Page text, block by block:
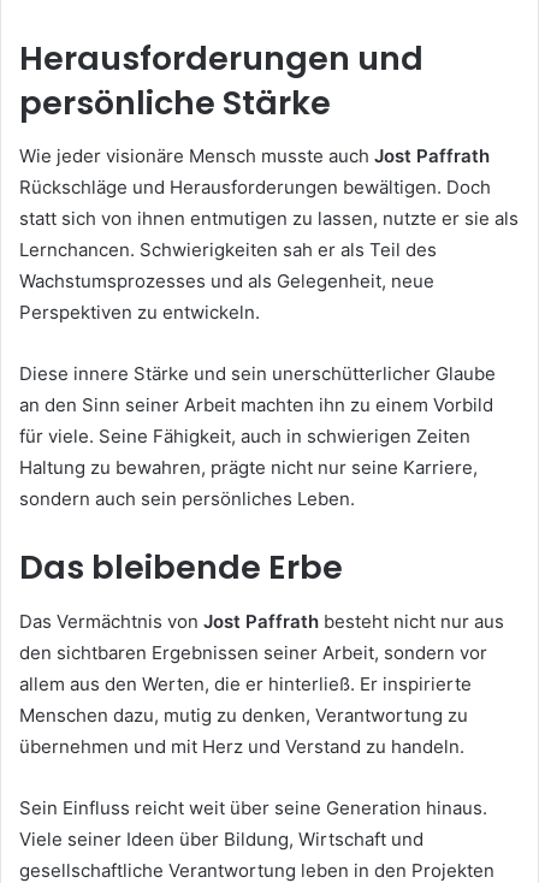
Herausforderungen und
persönliche Stärke
Wie jeder visionäre Mensch musste auch Jost Paffrath
Rückschläge und Herausforderungen bewältigen. Doch
statt sich von ihnen entmutigen zu lassen, nutzte er sie als
Lernchancen. Schwierigkeiten sah er als Teil des
Wachstumsprozesses und als Gelegenheit, neue
Perspektiven zu entwickeln.
Diese innere Stärke und sein unerschütterlicher Glaube
an den Sinn seiner Arbeit machten ihn zu einem Vorbild
für viele. Seine Fähigkeit, auch in schwierigen Zeiten
Haltung zu bewahren, prägte nicht nur seine Karriere,
sondern auch sein persönliches Leben.
Das bleibende Erbe
Das Vermächtnis von Jost Paffrath besteht nicht nur aus
den sichtbaren Ergebnissen seiner Arbeit, sondern vor
allem aus den Werten, die er hinterließ. Er inspirierte
Menschen dazu, mutig zu denken, Verantwortung zu
übernehmen und mit Herz und Verstand zu handeln.
Sein Einfluss reicht weit über seine Generation hinaus.
Viele seiner Ideen über Bildung, Wirtschaft und
gesellschaftliche Verantwortung leben in den Projekten